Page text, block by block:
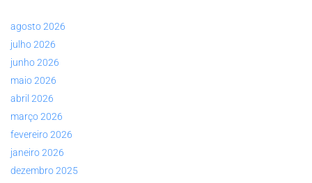
agosto 2026
julho 2026
junho 2026
maio 2026
abril 2026
março 2026
fevereiro 2026
janeiro 2026
dezembro 2025